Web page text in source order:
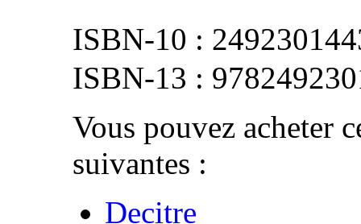
Vous pouvez acheter
suivantes :
Decitre